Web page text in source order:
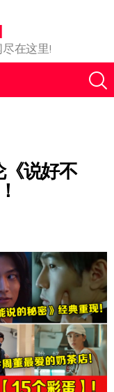
在这里!
说好不